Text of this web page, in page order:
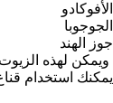
الأفوكادو
الجوجوبا
جوز الهند
ويمكن لهذه
يمكنك استخدام